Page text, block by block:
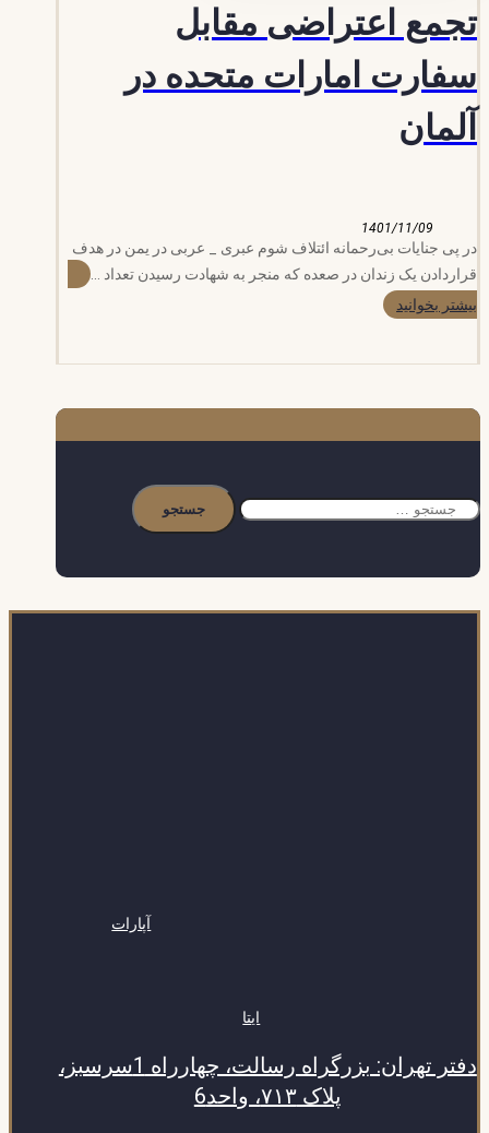
تجمع اعتراضی مقابل
سفارت امارات متحده در
آلمان
1401/11/09
در پی جنایات بی‌رحمانه ائتلاف شوم عبری _ عربی در یمن در هدف
قراردادن یک زندان در صعده که منجر به شهادت رسیدن تعداد ...
بیشتر بخوانید
برای:
ایتا
آپارات
دفتر تهران: بزرگراه رسالت، چهارراه 1سرسبز،
پلاک ۷۱۳، واحد6